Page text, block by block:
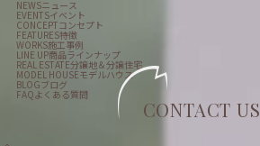
NEWSニュース
EVENTSイベント
CONCEPTコンセプト
FEATURES特徴
WORKS施工事例
LINE UP商品ラインナップ
REAL ESTATE分譲地＆分譲住宅
MODEL HOUSEモデルハウス
BLOGブログ
FAQよくある質問
CONTACT US